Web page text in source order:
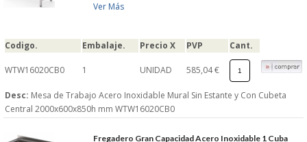
Ver Más
Codigo. Embalaje. Precio X PVP Cant.
WTW16020CB0 1 UNIDAD 585,04 €
Desc: Mesa de Trabajo Acero Inoxidable Mural Sin Estante y Con Cubeta
Central 2000x600x850h mm WTW16020CB0
Fregadero Gran Capacidad Acero Inoxidable 1 Cuba